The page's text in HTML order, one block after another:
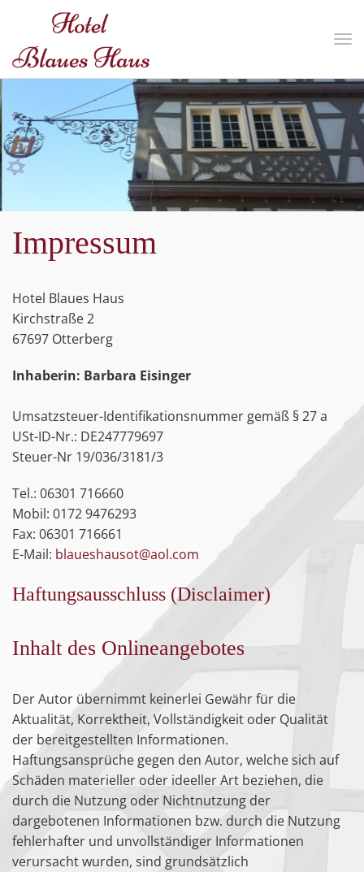
Impressum
Hotel Blaues Haus
Kirchstraße 2
67697 Otterberg
Inhaberin: Barbara Eisinger
Umsatzsteuer-Identifikationsnummer gemäß § 27 a
USt-ID-Nr.: DE247779697
Steuer-Nr 19/036/3181/3
Tel.: 06301 716660
Mobil: 0172 9476293
Fax: 06301 716661
E-Mail: blaueshausot@aol.com
Haftungsausschluss (Disclaimer)
Inhalt des Onlineangebotes
Der Autor übernimmt keinerlei Gewähr für die
Aktualität, Korrektheit, Vollständigkeit oder Qualität
der bereitgestellten Informationen.
Haftungsansprüche gegen den Autor, welche sich auf
Schäden materieller oder ideeller Art beziehen, die
durch die Nutzung oder Nichtnutzung der
dargebotenen Informationen bzw. durch die Nutzung
fehlerhafter und unvollständiger Informationen
verursacht wurden, sind grundsätzlich